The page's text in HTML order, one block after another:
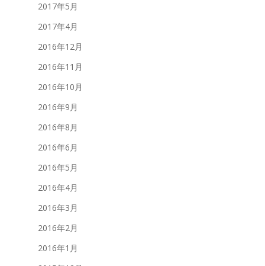
2017年5月
2017年4月
2016年12月
2016年11月
2016年10月
2016年9月
2016年8月
2016年6月
2016年5月
2016年4月
2016年3月
2016年2月
2016年1月